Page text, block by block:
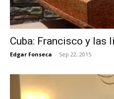
Cuba: Francisco y las
Edgar Fonseca - Sep 22, 2015